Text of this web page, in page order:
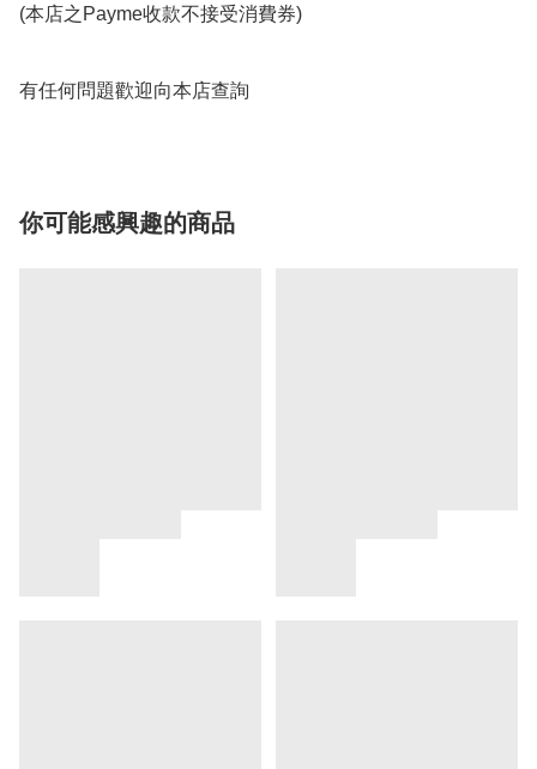
(本店之Payme收款不接受消費券)
有任何問題歡迎向本店查詢
你可能感興趣的商品